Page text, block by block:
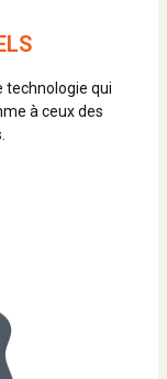
technologie qui
à ceux des